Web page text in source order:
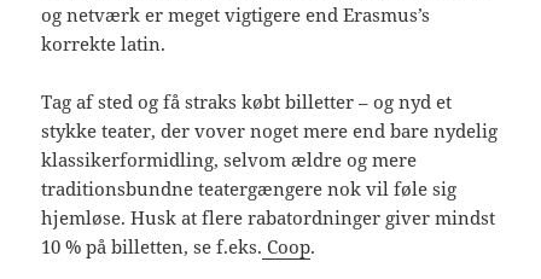
og netværk er meget vigtigere end Erasmus’s
korrekte latin.
Tag af sted og få straks købt billetter – og nyd et
stykke teater, der vover noget mere end bare nydelig
klassikerformidling, selvom ældre og mere
traditionsbundne teatergængere nok vil føle sig
hjemløse. Husk at flere rabatordninger giver mindst
10 % på billetten, se f.eks. Coop.